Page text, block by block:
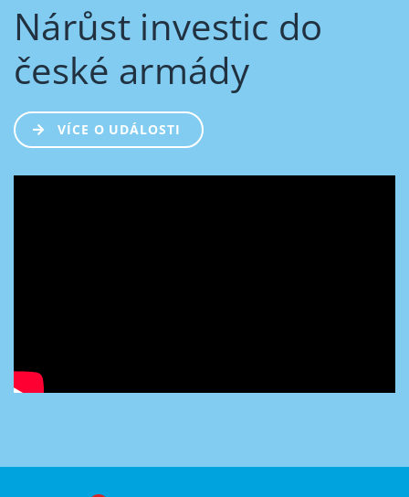
Nárůst investic do
české armády
VÍCE O UDÁLOSTI